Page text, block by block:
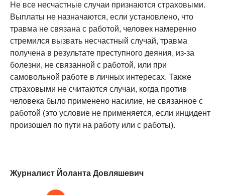
Не все несчастные случаи признаются страховыми.
Выплаты не назначаются, если установлено, что
травма не связана с работой, человек намеренно
стремился вызвать несчастный случай, травма
получена в результате преступного деяния, из-за
болезни, не связанной с работой, или при
самовольной работе в личных интересах. Также
страховыми не считаются случаи, когда против
человека было применено насилие, не связанное с
работой (это условие не применяется, если инцидент
произошел по пути на работу или с работы).
Журналист Йоланта Довляшевич